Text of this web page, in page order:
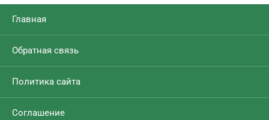
Главная
Обратная связь
Политика сайта
Соглашение